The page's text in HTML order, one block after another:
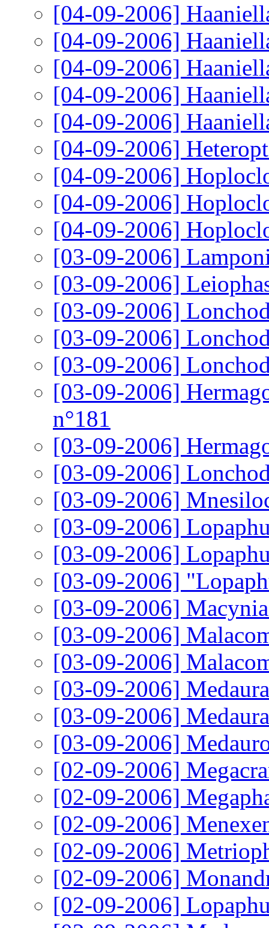
[04-09-2006]
[04-09-2006]
[04-09-2006]
[04-09-2006]
[04-09-2006]
[04-09-2006]
[04-09-2006]
[04-09-2006]
[04-09-2006]
[03-09-2006]
[03-09-2006]
[03-09-2006]
[03-09-2006]
[03-09-2006]
[03-09-2006]
n°181
[03-09-2006]
[03-09-2006]
[03-09-2006]
[03-09-2006]
[03-09-2006]
[03-09-2006]
[03-09-2006]
[03-09-2006]
[03-09-2006]
[03-09-2006]
[03-09-2006]
[03-09-2006]
[02-09-2006]
[02-09-2006]
[02-09-2006]
[02-09-2006]
[02-09-2006]
[02-09-2006]